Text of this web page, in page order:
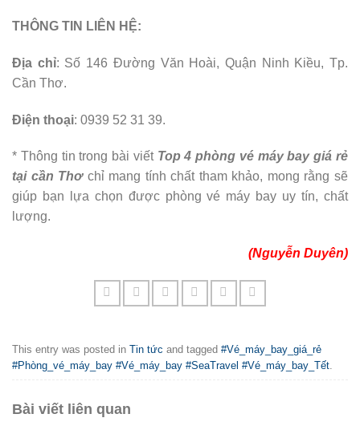
THÔNG TIN LIÊN HỆ:
Địa chỉ: Số 146 Đường Văn Hoài, Quận Ninh Kiều, Tp.
Cần Thơ.
Điện thoại: 0939 52 31 39.
* Thông tin trong bài viết Top 4 phòng vé máy bay giá rẻ
tại cần Thơchỉ mang tính chất tham khảo, mong rằng sẽ
giúp bạn lựa chọn được phòng vé máy bay uy tín, chất
lượng.
(Nguyễn Duyên)
This entry was posted in Tin tức and tagged #Vé_máy_bay_giá_rẻ
#Phòng_vé_máy_bay #Vé_máy_bay #SeaTravel #Vé_máy_bay_Tết
Bài viết liên quan